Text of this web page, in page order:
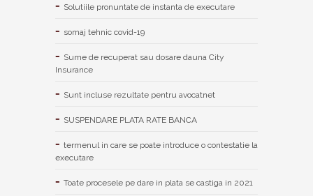
Solutiile pronuntate de instanta de executare
somaj tehnic covid-19
Sume de recuperat sau dosare dauna City
Insurance
Sunt incluse rezultate pentru avocatnet
SUSPENDARE PLATA RATE BANCA
termenul in care se poate introduce o contestatie la
executare
Toate procesele pe dare in plata se castiga in 2021